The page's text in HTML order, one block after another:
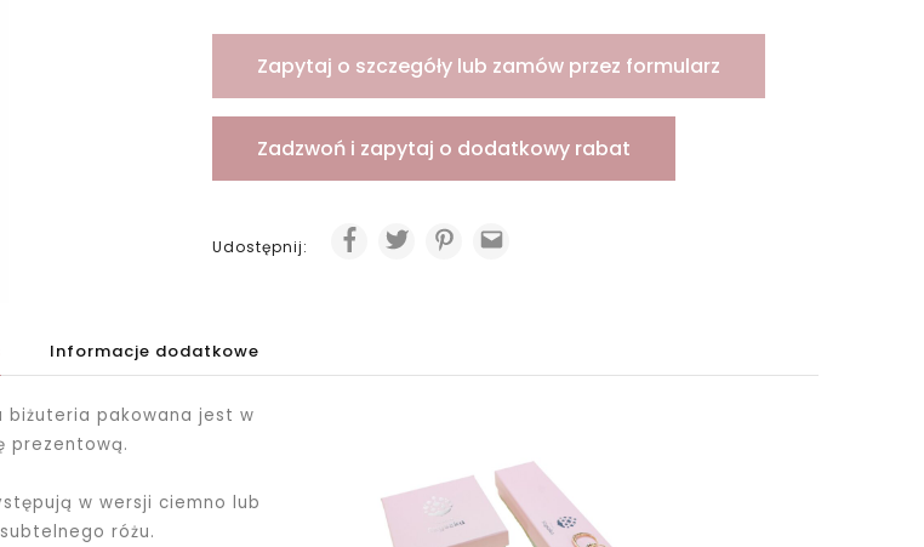
Zapytaj o szczegóły lub zamów przez formularz
Zadzwoń i zapytaj o dodatkowy rabat
Udostępnij:
Informacje dodatkowe
biżuteria pakowana jest w
prezentową.
w wersji ciemno lub
różu.